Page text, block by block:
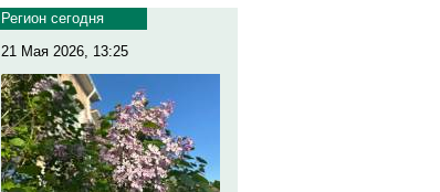
Регион сегодня
21 Мая 2026, 13:25